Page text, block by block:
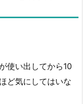
使い出してから10
ど気にしてはいな